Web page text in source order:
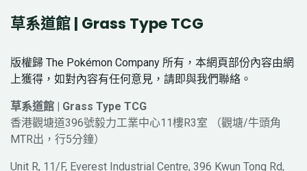
草系道館 | Grass Type TCG
版權歸 The Pokémon Company 所有，本網頁部份內容由網
上獲得，如對內容有任何意見，請即與我們聯絡。
草系道館 | Grass Type TCG
香港觀塘道396號毅力工業中心11樓R3室 （觀塘/牛頭角
MTR出，行5分鐘）
Unit R, 11/F, Everest Industrial Centre, 396 Kwun Tong Rd,